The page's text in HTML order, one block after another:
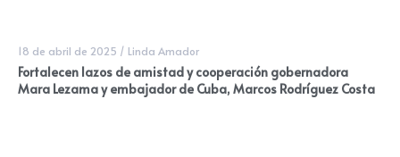
18 de abril de 2025 / Linda Amador
Fortalecen lazos de amistad y cooperación gobernadora
Mara Lezama y embajador de Cuba, Marcos Rodríguez Costa